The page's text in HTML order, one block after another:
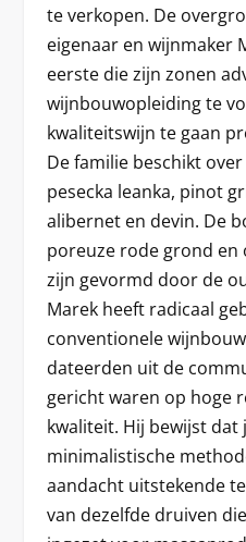
te verkopen. De
eigenaar en wijnmaker
eerste die zijn zonen
wijnbouwopleiding te
kwaliteitswijn te gaan
De familie beschikt
pesecka leanka, pinot
alibernet en devin. De
poreuze rode grond en
zijn gevormd door de
Marek heeft radicaal
conventionele
dateerden uit de
gericht waren op hoge
kwaliteit. Hij bewijst
minimalistische
aandacht uitstekende
van dezelfde druiven